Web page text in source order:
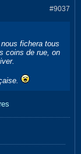
#9037
fichera tous
coins de rue, on